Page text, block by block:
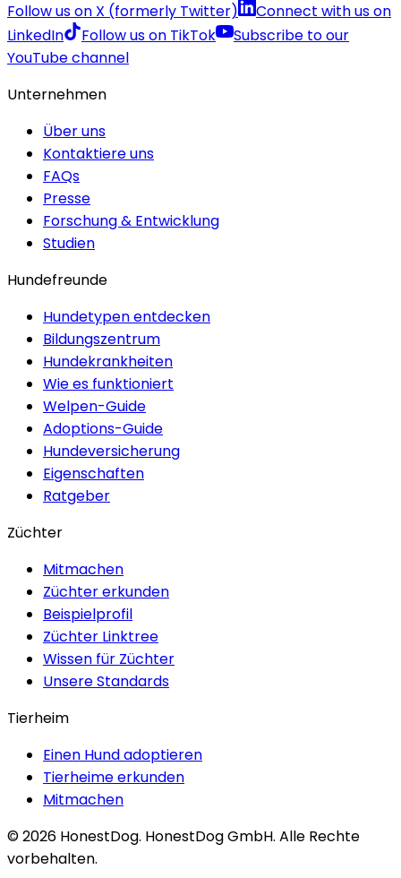
Follow us on X (formerly Twitter)
Connect with us on
LinkedIn
Follow us on TikTok
Subscribe to our
YouTube channel
Unternehmen
Über uns
Kontaktiere uns
FAQs
Presse
Forschung & Entwicklung
Studien
Hundefreunde
Hundetypen entdecken
Bildungszentrum
Hundekrankheiten
Wie es funktioniert
Welpen-Guide
Adoptions-Guide
Hundeversicherung
Eigenschaften
Ratgeber
Züchter
Mitmachen
Züchter erkunden
Beispielprofil
Züchter Linktree
Wissen für Züchter
Unsere Standards
Tierheim
Einen Hund adoptieren
Tierheime erkunden
Mitmachen
©2026 HonestDog. HonestDog GmbH. Alle Rechte
vorbehalten.